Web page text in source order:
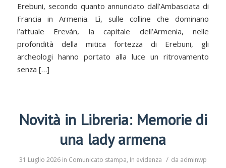
Erebuni, secondo quanto annunciato dall’Ambasciata di
Francia in Armenia. Lì, sulle colline che dominano
l’attuale Ereván, la capitale dell’Armenia, nelle
profondità della mitica fortezza di Erebuni, gli
archeologi hanno portato alla luce un ritrovamento
senza […]
Novità in Libreria: Memorie di
una lady armena
31 Luglio 2026 in Comunicato stampa, In evidenza / da adminwp